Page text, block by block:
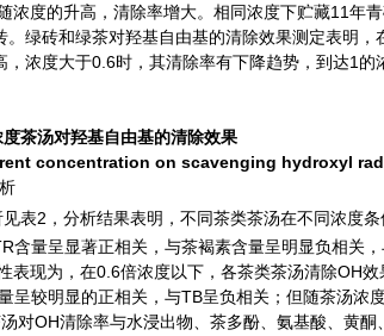
浓度的升高，清除率增大。相同浓度下贮藏11年
绿砖和绿茶对羟基自由基的清除效果测定表明，
，浓度大于0.6时，其清除率有下降趋势，到达1 的
茶汤对羟基自由基的清除效果
concentration on scavenging hydroxyl
见表2 ，分析结果表明，不同茶类茶汤在不同浓度
含量呈显著正相关，与茶褐素含量呈明显负相关
表现为，在0.6倍浓度以下，各茶类茶汤清除OH效
呈较明显的正相关，与TB呈负相关；但随茶汤浓
对OH清除率与水浸出物、茶多酚、氨基酸、黄酮